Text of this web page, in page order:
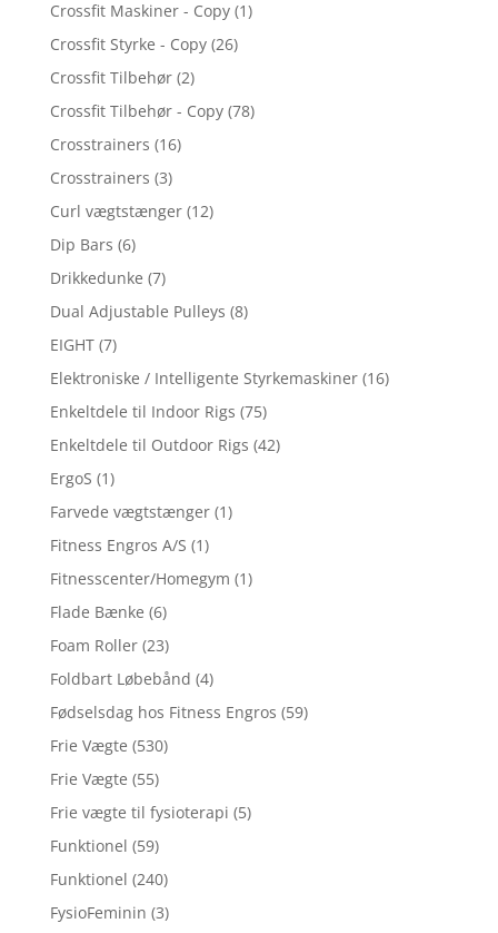
Crossfit Maskiner - Copy (1)
Crossfit Styrke - Copy (26)
Crossfit Tilbehør (2)
Crossfit Tilbehør - Copy (78)
Crosstrainers (16)
Crosstrainers (3)
Curl vægtstænger (12)
Dip Bars (6)
Drikkedunke (7)
Dual Adjustable Pulleys (8)
EIGHT (7)
Elektroniske / Intelligente Styrkemaskiner (16)
Enkeltdele til Indoor Rigs (75)
Enkeltdele til Outdoor Rigs (42)
ErgoS (1)
Farvede vægtstænger (1)
Fitness Engros A/S (1)
Fitnesscenter/Homegym (1)
Flade Bænke (6)
Foam Roller (23)
Foldbart Løbebånd (4)
Fødselsdag hos Fitness Engros (59)
Frie Vægte (530)
Frie Vægte (55)
Frie vægte til fysioterapi (5)
Funktionel (59)
Funktionel (240)
FysioFeminin (3)